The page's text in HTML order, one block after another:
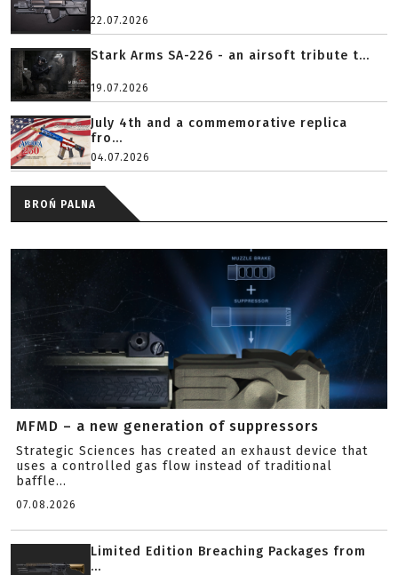
22.07.2026
Stark Arms SA-226 - an airsoft tribute t...
19.07.2026
July 4th and a commemorative replica
fro...
04.07.2026
BROŃ PALNA
MFMD – a new generation of suppressors
Strategic Sciences has created an exhaust device that
uses a controlled gas flow instead of traditional
baffle...
07.08.2026
Limited Edition Breaching Packages from
...